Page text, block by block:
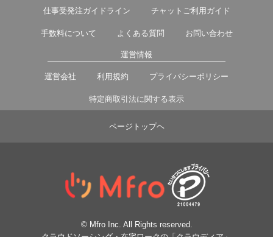
仕事受発注ガイドライン チャットご利用ガイド
手数料について よくある質問 お問い合わせ
運営情報
運営会社 利用規約 プライバシーポリシー
特定商取引法に関する表示
ページトップヘ
© Mfro Inc. All Rights reserved.